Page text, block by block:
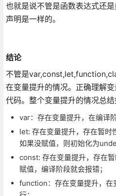
也就是说不管是函数表达式还
声明是一样的。
结论
不管是
在变量提升的情况。正确理解
代码。整个变量提升的情况总结
var：存在变量提升，在编译
let: 存在变量提升，存在暂时
如果没赋值，则初始化为
const: 存在变量提升，存在
赋值，编译阶段就会报错；
function：存在变量提升，在